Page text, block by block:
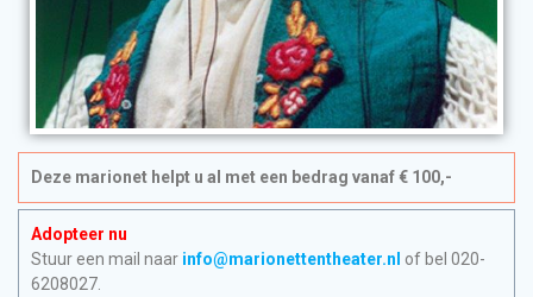
Deze marionet helpt u al met een bedrag vanaf € 100,-
Adopteer nu
Stuur een mail naar info@marionettentheater.nl of bel 020-
6208027.